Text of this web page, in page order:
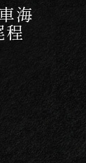
海